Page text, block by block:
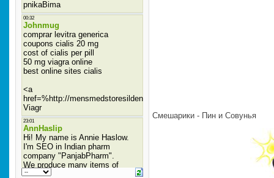
Смешарики - Пин и Совунья